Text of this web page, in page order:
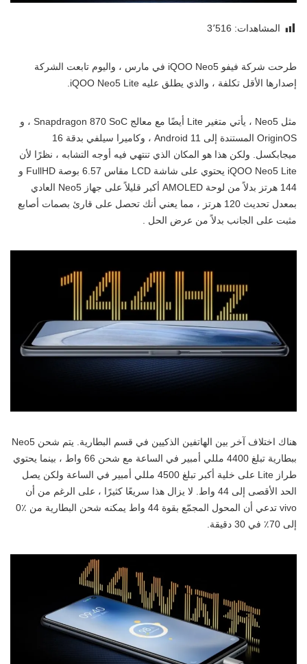
المشاهدات: 3٬516
طرحت شركة فيفو iQOO Neo5 في مارس ، واليوم تابعت الشركة
إصدارها الأقل تكلفة ، والذي يطلق عليه iQOO Neo5 Lite.
مثل Neo5 ، يأتي متغير Lite أيضًا مع معالج Snapdragon 870 SoC ، و
OriginOS المستندة إلى Android 11 ، وكاميرا سيلفي بدقة 16
ميجابكسل. ولكن هذا هو المكان الذي تنتهي فيه أوجه التشابه ، نظرًا لأن
iQOO Neo5 Lite يحتوي على شاشة LCD مقاس 6.57 بوصة FullHD و
144 هرتز بدلاً من لوحة AMOLED أكبر قليلاً على جهاز Neo5 العادي
بمعدل تحديث 120 هرتز ، مما يعني أنك تحصل على قارئ بصمات أصابع
مثبت على الجانب بدلاً من عرض الحل .
هناك اختلاف آخر بين الهاتفين الذكيين في قسم البطارية. يتم شحن Neo5
ببطارية تبلغ 4400 مللي أمبير في الساعة مع شحن 66 واط ، بينما يحتوي
طراز Lite على خلية أكبر تبلغ 4500 مللي أمبير في الساعة ولكن يصل
الحد الأقصى إلى 44 واط. لا يزال هذا سريعًا كثيرًا ، على الرغم من أن
vivo تدعي أن المحول المجمّع بقوة 44 واط يمكنه شحن البطارية من ٪0
إلى 70٪ في 30 دقيقة.